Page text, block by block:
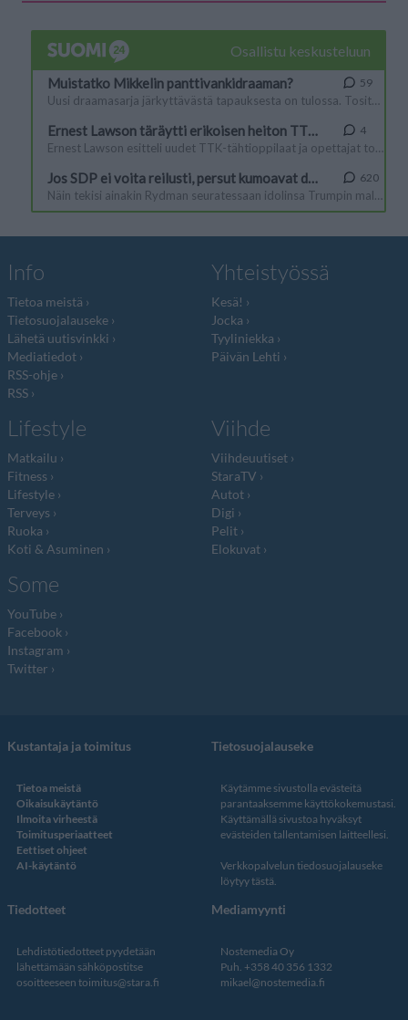
Info
Tietoa meistä
Tietosuojalauseke
Lähetä uutisvinkki
Mediatiedot
RSS-ohje
RSS
Yhteistyössä
Kesä!
Jocka
Tyyliniekka
Päivän Lehti
Lifestyle
Matkailu
Fitness
Lifestyle
Terveys
Ruoka
Koti & Asuminen
Viihde
Viihdeuutiset
StaraTV
Autot
Digi
Pelit
Elokuvat
Some
YouTube
Facebook
Instagram
Twitter
Kustantaja ja toimitus
Tietoa meistä
Oikaisukäytäntö
Ilmoita virheestä
Toimitusperiaatteet
Eettiset ohjeet
AI-käytäntö
Tietosuojalauseke
Käytämme sivustolla evästeitä
parantaaksemme käyttökokemustasi.
Käyttämällä sivustoa hyväksyt
evästeiden tallentamisen laitteellesi.
Verkkopalvelun tiedosuojalauseke
löytyy tästä.
Tiedotteet
Lehdistötiedotteet pyydetään
lähettämään sähköpostitse
osoitteeseen toimitus@stara.fi
Mediamyynti
Nostemedia Oy
Puh. +358 40 356 1332
mikael@nostemedia.fi